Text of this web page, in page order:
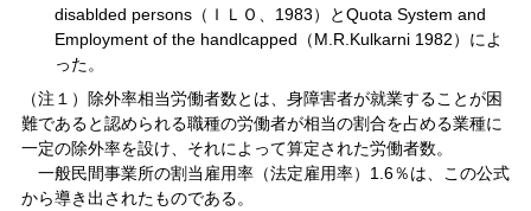
disablded persons（ＩＬＯ、1983）とQuota System and
Employment of the handlcapped（M.R.Kulkarni 1982）によ
った。
（注１）除外率相当労働者数とは、身障害者が就業することが困
難であると認められる職種の労働者が相当の割合を占める業種に
一定の除外率を設け、それによって算定された労働者数。
一般民間事業所の割当雇用率（法定雇用率）1.6％は、この公式
から導き出されたものである。